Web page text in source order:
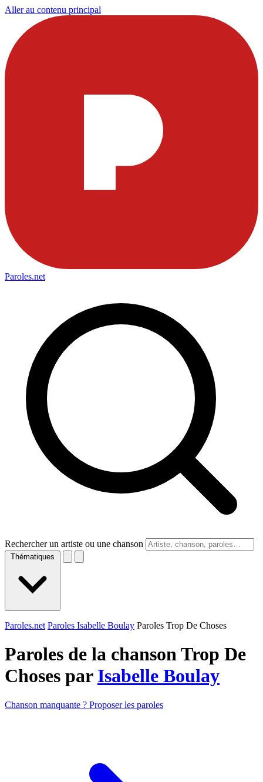
Aller au contenu principal
Paroles.net
Rechercher un artiste ou une chanson
Thématiques
Paroles.net Paroles Isabelle Boulay Paroles Trop De Choses
Paroles de la chanson Trop De
Choses par Isabelle Boulay
Chanson manquante ? Proposer les paroles